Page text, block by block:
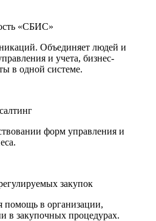
«СБИС»
Объединяет людей и
и учета, бизнес-
в одной системе.
форм управления и
закупок
помощь в организации,
в закупочных процедурах.